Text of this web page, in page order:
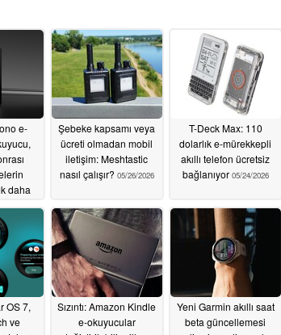
e-
daha
Şebeke kapsamı veya
ücreti olmadan mobil
iletişim: Meshtastic
nasıl çalışır? 05/26/2026
T-Deck Max: 110
dolarlık e-mürekkepli
akıllı telefon ücretsiz
bağlanıyor 05/24/2026
OS 7,
ve
Sızıntı: Amazon Kindle
e-okuyucular
Yeni Garmin akıllı saat
beta güncellemesi